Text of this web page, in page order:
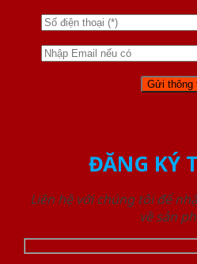
ĐĂNG KÝ
Liên hệ với chúng tôi để
về sản